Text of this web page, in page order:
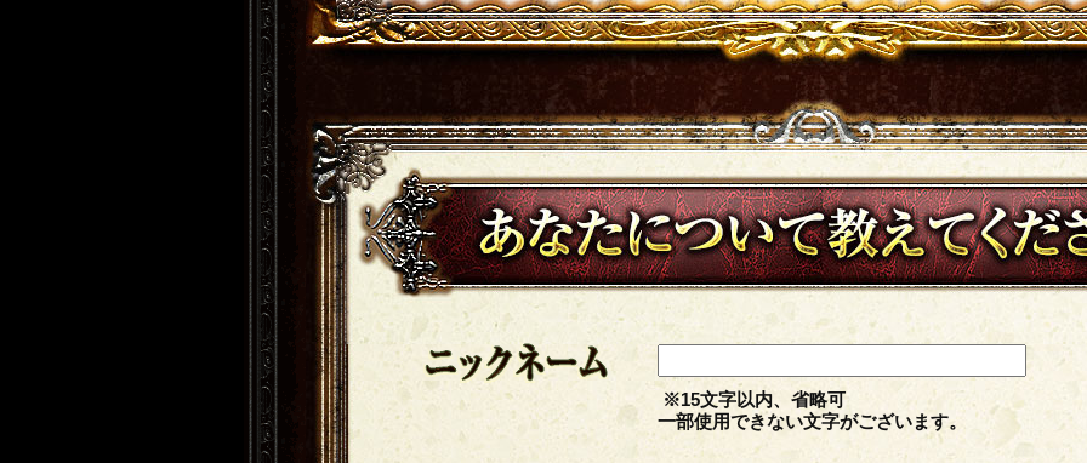
あなたについて教えて下さい
ニックネーム
※15文字以内、省略可
一部使用できない文字がございます。